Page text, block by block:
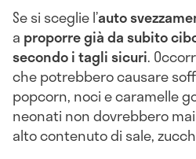
Se si sceglie l’auto
a proporre già da subito
secondo i tagli sicuri.
che potrebbero causare
popcorn, noci e caramelle
neonati non dovrebbero
alto contenuto di sale,